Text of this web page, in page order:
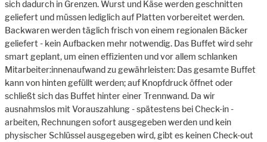
sich dadurch in Grenzen. Wurst und Käse werden geschnitten
geliefert und müssen lediglich auf Platten vorbereitet werden.
Backwaren werden täglich frisch von einem regionalen Bäcker
geliefert - kein Aufbacken mehr notwendig. Das Buffet wird sehr
smart geplant, um einen effizienten und vor allem schlanken
Mitarbeiter:innenaufwand zu gewährleisten: Das gesamte Buffet
kann von hinten gefüllt werden; auf Knopfdruck öffnet oder
schließt sich das Buffet hinter einer Trennwand. Da wir
ausnahmslos mit Vorauszahlung - spätestens bei Check-in -
arbeiten, Rechnungen sofort ausgegeben werden und kein
physischer Schlüssel ausgegeben wird, gibt es keinen Check-out